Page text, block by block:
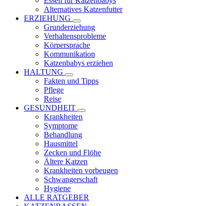
Alternatives Katzenfutter
ERZIEHUNG
Grunderziehung
Verhaltensprobleme
Körpersprache
Kommunikation
Katzenbabys erziehen
HALTUNG
Fakten und Tipps
Pflege
Reise
GESUNDHEIT
Krankheiten
Symptome
Behandlung
Hausmittel
Zecken und Flöhe
Ältere Katzen
Krankheiten vorbeugen
Schwangerschaft
Hygiene
ALLE RATGEBER